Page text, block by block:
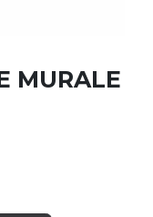
MURALE